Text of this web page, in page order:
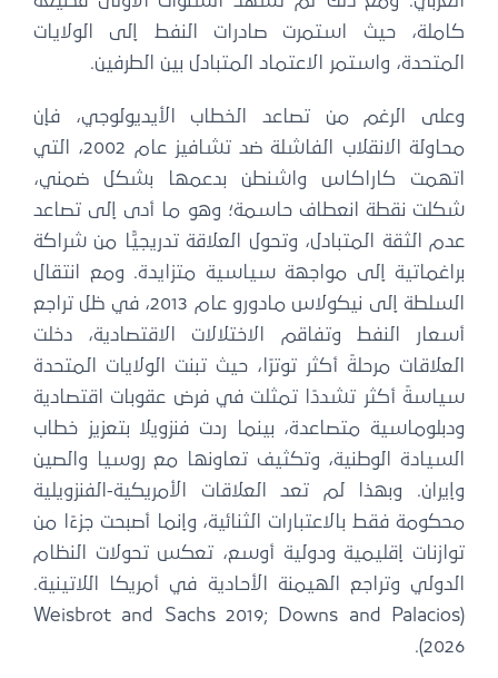
كاملة، حيث استمرت صادرات النفط إلى الولايات
المتحدة، واستمر الاعتماد المتبادل بين الطرفين.
وعلى الرغم من تصاعد الخطاب الأيديولوجي، فإن
محاولة الانقلاب الفاشلة ضد تشافيز عام 2002، التي
اتهمت كاراكاس واشنطن بدعمها بشكل ضمني،
شكلت نقطة انعطاف حاسمة؛ وهو ما أدى إلى تصاعد
عدم الثقة المتبادل، وتحول العلاقة تدريجيًّا من شراكة
براغماتية إلى مواجهة سياسية متزايدة. ومع انتقال
السلطة إلى نيكولاس مادورو عام 2013، في ظل تراجع
أسعار النفط وتفاقم الاختلالات الاقتصادية، دخلت
العلاقات مرحلةً أكثر توترًا، حيث تبنت الولايات المتحدة
سياسةً أكثر تشددًا تمثلت في فرض عقوبات اقتصادية
ودبلوماسية متصاعدة، بينما ردت فنزويلا بتعزيز خطاب
السيادة الوطنية، وتكثيف تعاونها مع روسيا والصين
وإيران. وبهذا لم تعد العلاقات الأمريكية-الفنزويلية
محكومة فقط بالاعتبارات الثنائية، وإنما أصبحت جزءًا من
توازنات إقليمية ودولية أوسع، تعكس تحولات النظام
الدولي وتراجع الهيمنة الأحادية في أمريكا اللاتينية.
(Weisbrot and Sachs 2019; Downs and Palacios
2026).